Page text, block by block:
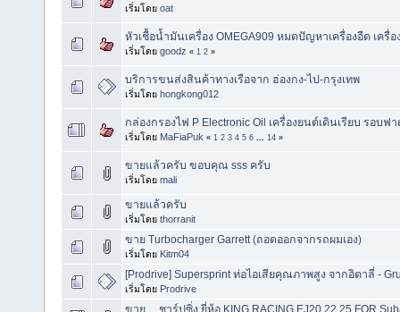
เริ่มโดย oat
หัวเชื้อน้ำมันเครื่อง OMEGA909 หมดปัญหาเครื่องอืด เครื่
เริ่มโดย goodz « 1 2 »
บริการขนส่งสินค้าทางเรือจาก ฮ่องกง-ไป-กรุงเทพ
เริ่มโดย hongkong012
กล่องกรองไฟ P Electronic Oil เครื่องยนต์เดินเรียบ รอบฟ
เริ่มโดย MaFiaPuk « 1 2 3 4 5 6 14 »
ขายแล้วครับ ขอบคุณ sss ครับ
เริ่มโดย mali
ขายแล้วครับ
เริ่มโดย thorranit
ขาย Turbocharger Garrett (ถอดออกจากรถผมเอง)
เริ่มโดย Kitm04
[Prodrive] Supersprint ท่อไอเสียคุณภาพสูง จากอิตาลี่ -
เริ่มโดย Prodrive
ขาย ... ชาร์ปซิ่ง ยี่ห้อ KING RACING EJ20,22,25 FOR